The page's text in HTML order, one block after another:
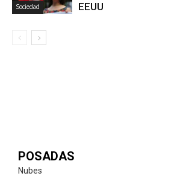
Sociedad
EEUU
POSADAS
Nubes